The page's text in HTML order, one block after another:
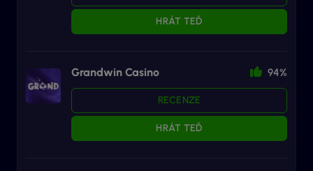
HRÁT TEĎ
Grandwin Casino 94%
RECENZE
HRÁT TEĎ